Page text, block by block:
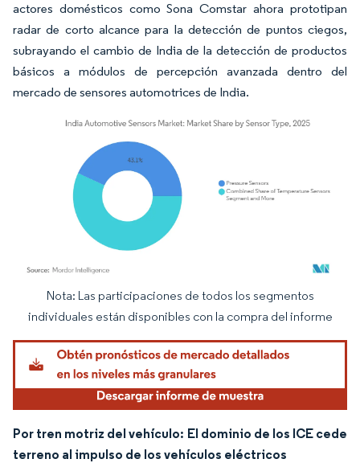
actores domésticos como Sona Comstar ahora prototipan
radar de corto alcance para la detección de puntos ciegos,
subrayando el cambio de India de la detección de productos
básicos a módulos de percepción avanzada dentro del
mercado de sensores automotrices de India.
Imagen © Mordor Intelligence. El uso requiere atribución según CC BY 4.0.
Nota: Las participaciones de todos los segmentos
individuales están disponibles con la compra del informe
Por tren motriz del vehículo: El dominio de los ICE cede
terreno al impulso de los vehículos eléctricos